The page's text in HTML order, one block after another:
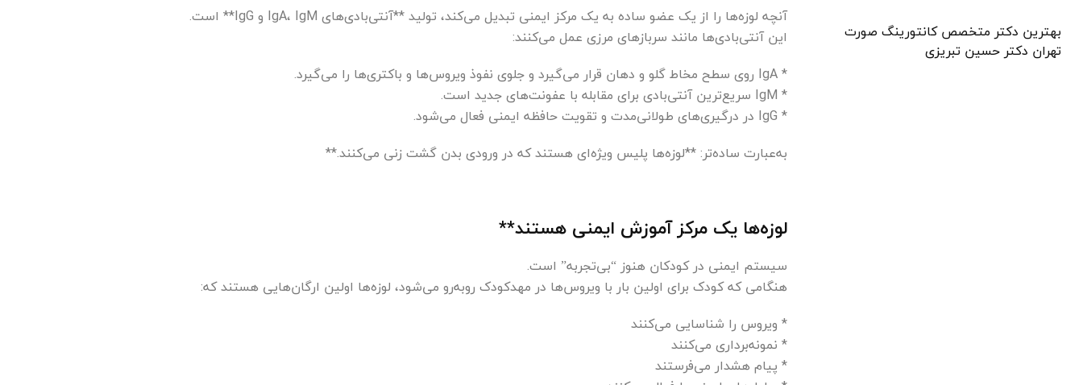
بهترین دکتر متخصص کانتورینگ صورت
تهران دکتر حسین تبریزی
آنچه لوزه‌ها را از یک عضو ساده به یک مرکز ایمنی تبدیل می‌کند، تولید **آنتی‌بادی‌های IgA، IgM و IgG** است.
این آنتی‌بادی‌ها مانند سربازهای مرزی عمل می‌کنند:
* IgA روی سطح مخاط گلو و دهان قرار می‌گیرد و جلوی نفوذ ویروس‌ها و باکتری‌ها را می‌گیرد.
* IgM سریع‌ترین آنتی‌بادی برای مقابله با عفونت‌های جدید است.
* IgG در درگیری‌های طولانی‌مدت و تقویت حافظه ایمنی فعال می‌شود.
به‌عبارت ساده‌تر: **لوزه‌ها پلیس ویژه‌‌ای هستند که در ورودی بدن گشت زنی می‌کنند.**
لوزه‌ها یک مرکز آموزش ایمنی هستند**
سیستم ایمنی در کودکان هنوز “بی‌تجربه” است.
هنگامی که کودک برای اولین بار با ویروس‌ها در مهدکودک روبه‌رو می‌شود، لوزه‌ها اولین ارگان‌هایی هستند که:
* ویروس را شناسایی می‌کنند
* نمونه‌برداری می‌کنند
* پیام هشدار می‌فرستند